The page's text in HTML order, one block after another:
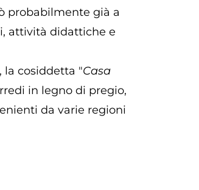
probabilmente già a
attività didattiche e
la cosiddetta "Casa
in legno di pregio,
da varie regioni